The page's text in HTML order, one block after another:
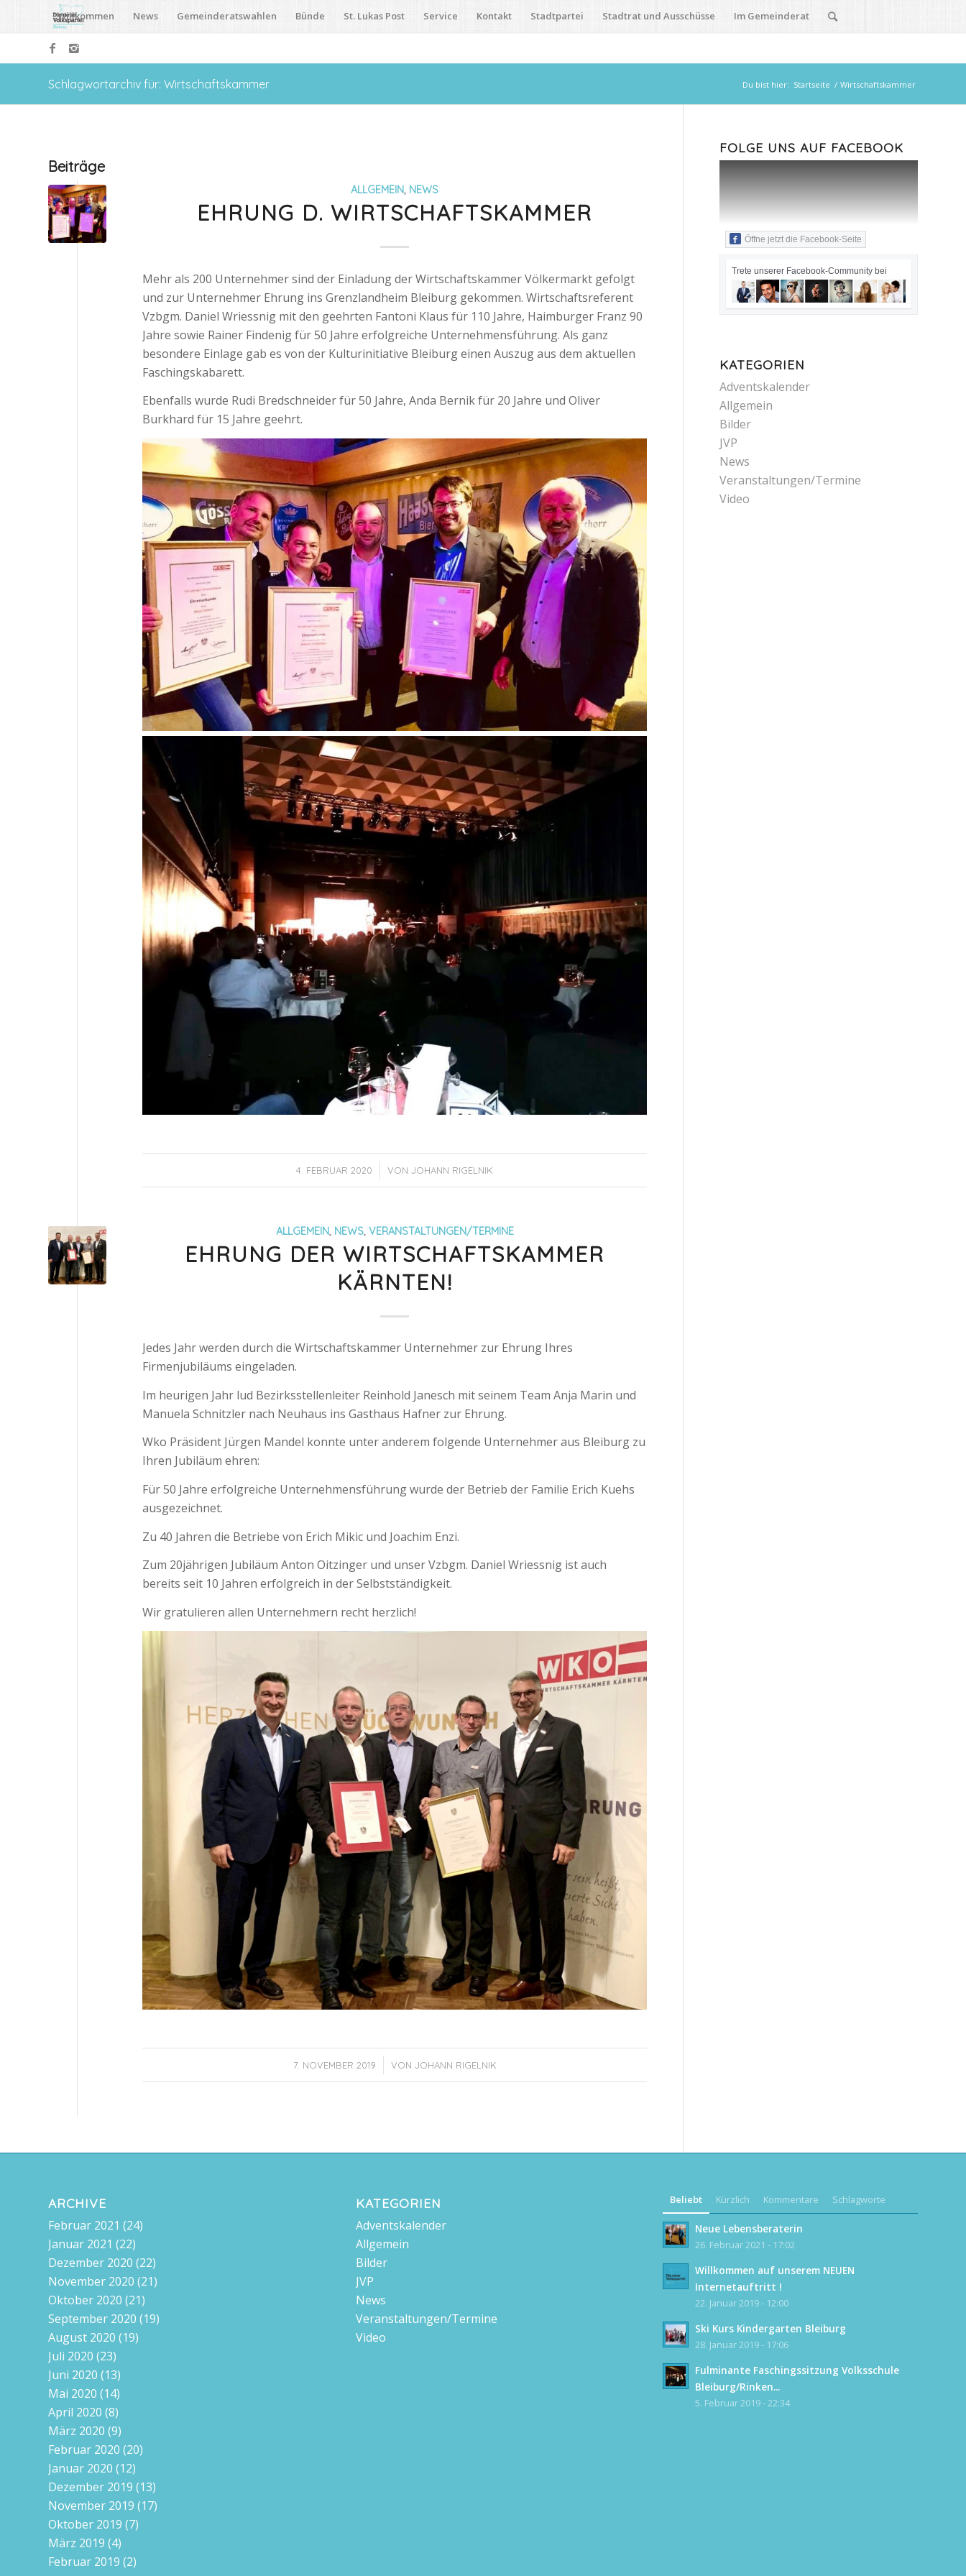
Willkommen News Gemeinderatswahlen Bünde St. Lukas Post Service Kontakt Stadtpartei Stadtrat und Ausschüsse Im Gemeinderat
Schlagwortarchiv für: Wirtschaftskammer Du bist hier: Startseite / Wirtschaftskammer
Beiträge
ALLGEMEIN, NEWS
EHRUNG D. WIRTSCHAFTSKAMMER
Mehr als 200 Unternehmer sind der Einladung der Wirtschaftskammer Völkermarkt gefolgt
und zur Unternehmer Ehrung ins Grenzlandheim Bleiburg gekommen. Wirtschaftsreferent
Vzbgm. Daniel Wriessnig mit den geehrten Fantoni Klaus für 110 Jahre, Haimburger Franz 90
Jahre sowie Rainer Findenig für 50 Jahre erfolgreiche Unternehmensführung. Als ganz
besondere Einlage gab es von der Kulturinitiative Bleiburg einen Auszug aus dem aktuellen
Faschingskabarett.
Ebenfalls wurde Rudi Bredschneider für 50 Jahre, Anda Bernik für 20 Jahre und Oliver
Burkhard für 15 Jahre geehrt.
4. FEBRUAR 2020
/ VONJOHANN RIGELNIK
ALLGEMEIN, NEWS, VERANSTALTUNGEN/TERMINE
EHRUNG DER WIRTSCHAFTSKAMMER
KÄRNTEN!
Jedes Jahr werden durch die Wirtschaftskammer Unternehmer zur Ehrung Ihres
Firmenjubiläums eingeladen.
Im heurigen Jahr lud Bezirksstellenleiter Reinhold Janesch mit seinem Team Anja Marin und
Manuela Schnitzler nach Neuhaus ins Gasthaus Hafner zur Ehrung.
Wko Präsident Jürgen Mandel konnte unter anderem folgende Unternehmer aus Bleiburg zu
Ihren Jubiläum ehren:
Für 50 Jahre erfolgreiche Unternehmensführung wurde der Betrieb der Familie Erich Kuehs
ausgezeichnet.
Zu 40 Jahren die Betriebe von Erich Mikic und Joachim Enzi.
Zum 20jährigen Jubiläum Anton Oitzinger und unser Vzbgm. Daniel Wriessnig ist auch
bereits seit 10 Jahren erfolgreich in der Selbstständigkeit.
Wir gratulieren allen Unternehmern recht herzlich!
7. NOVEMBER 2019
/ VON JOHANN RIGELNIK
FOLGE UNS AUF FACEBOOK
Öffne jetzt die Facebook-Seite
Trete unserer Facebook-Community bei
KATEGORIEN
Adventskalender
Allgemein
Bilder
JVP
News
Veranstaltungen/Termine
Video
ARCHIVE
Februar 2021 (24)
Januar 2021 (22)
Dezember 2020 (22)
November 2020 (21)
Oktober 2020 (21)
September 2020 (19)
August 2020 (19)
Juli 2020 (23)
Juni 2020 (13)
Mai 2020 (14)
April 2020 (8)
März 2020 (9)
Februar 2020 (20)
Januar 2020 (12)
Dezember 2019 (13)
November 2019 (17)
Oktober 2019 (7)
März 2019 (4)
Februar 2019 (2)
KATEGORIEN
Adventskalender
Allgemein
Bilder
JVP
News
Veranstaltungen/Termine
Video
Beliebt Kürzlich Kommentare Schlagworte
Neue Lebensberaterin
26. Februar 2021 - 17:02
Willkommen auf unserem NEUEN
Internetauftritt !
22. Januar 2019 - 12:00
Ski Kurs Kindergarten Bleiburg
28. Januar 2019 - 17:06
Fulminante Faschingssitzung Volksschule
Bleiburg/Rinken...
5. Februar 2019 - 22:34